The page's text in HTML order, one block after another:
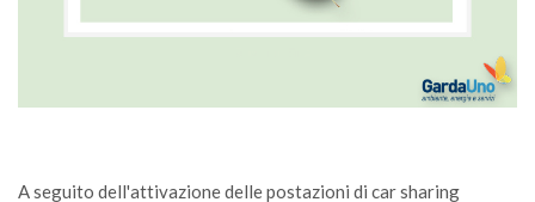
A seguito dell'attivazione delle postazioni di car sharing